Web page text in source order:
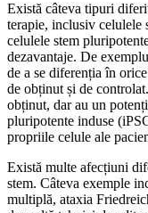
Există câteva tipuri
terapie, inclusiv celulele
celulele stem
dezavantaje. De
de a se diferenția în
de obținut și de
obținut, dar au un
pluripotente induse
propriile celule ale
Există multe afecțiuni
stem. Câteva exemple
multiplă, ataxia